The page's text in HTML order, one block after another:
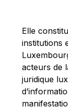
Elle
institutions
acteurs de
juridique